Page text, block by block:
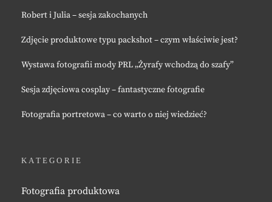
Robert i Julia – sesja zakochanych
Zdjęcie produktowe typu packshot – czym właściwie jest?
Wystawa fotografii mody PRL „Żyrafy wchodzą do szafy”
Sesja zdjęciowa cosplay – fantastyczne fotografie
Fotografia portretowa – co warto o niej wiedzieć?
KATEGORIE
Fotografia produktowa